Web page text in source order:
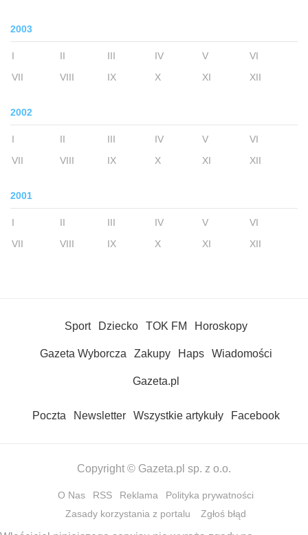
2003
I II III IV V
VI
VII
VIII IX X XI XII
2002
I II III IV V
VI
VII
VIII IX X XI XII
2001
I II III IV V
VI
VII
VIII IX X XI XII
Sport Dziecko TOK FM Horoskopy
Gazeta Wyborcza Zakupy Haps Wiadomości
Gazeta.pl
Poczta Newsletter Wszystkie artykuły Facebook
Copyright © Gazeta.pl sp. z o.o.
O Nas RSS Reklama
Polityka prywatności
Zasady korzystania z portalu
Zgłoś błąd